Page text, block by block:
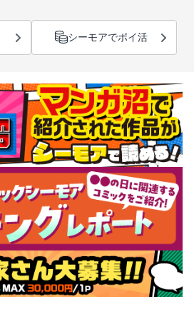
シーモアでポイ活